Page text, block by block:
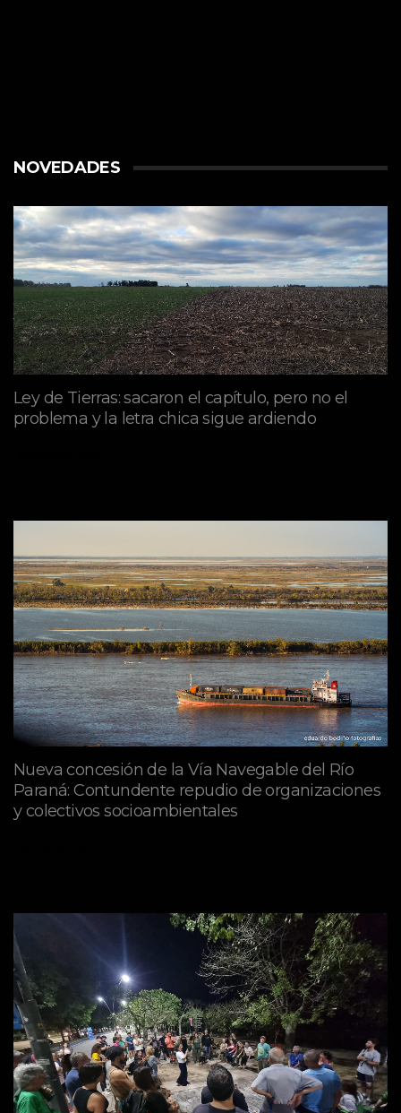
NOVEDADES
Ley de Tierras: sacaron el capítulo, pero no el
problema y la letra chica sigue ardiendo
Nueva concesión de la Vía Navegable del Río
Paraná: Contundente repudio de organizaciones
y colectivos socioambientales